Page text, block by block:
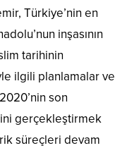
Türkiye’nin en
inşasının
tarihinin
ilgili planlamalar ve
son
gerçekleştirmek
süreçleri devam